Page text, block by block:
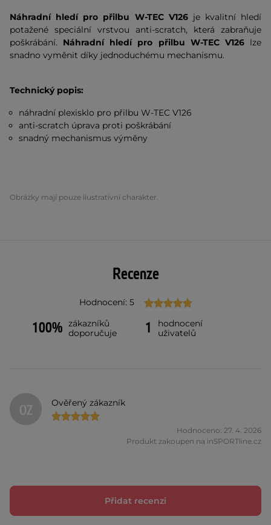
Náhradní hledí pro přilbu W-TEC V126 je kvalitní hledí
potažené speciální vrstvou anti-scratch, která zabraňuje
poškrábání. Náhradní hledí pro přilbu W-TEC V126 lze
snadno vyměnit díky jednoduchému mechanismu.
Technický popis:
náhradní plexisklo pro přilbu W-TEC V126
anti-scratch úprava proti poškrábání
snadný mechanismus výměny
Obrázky mají pouze ilustrativní charakter.
Recenze
Hodnocení: 5
100% zákazníků
doporučuje
1
hodnocení
uživatelů
OZ Ověřený zákazník
Hodnoceno: 27. 4. 2026
Produkt zakoupen na inSPORTline.cz
Přidat recenzi